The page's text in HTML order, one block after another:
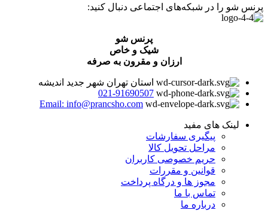
پرنس شو را در شبکه‌های اجتماعی دنبال کنید:
پرنس شو
شیک و خاص
ارزان و مقرون به صرفه
استان تهران شهر جدید اندیشه
021-91690507
Email: info@prancsho.com
لینک های مفید
پیگیری سفارشات
مراحل تحویل کالا
حریم خصوصی کاربران
قوانین و مقررات
مجوز ها و درگاه پرداخت
تماس با ما
درباره ما